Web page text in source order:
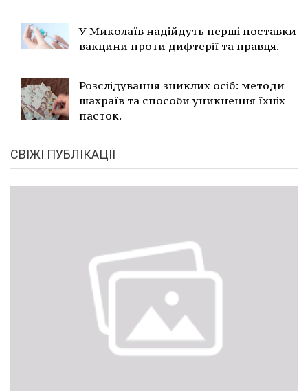
У Миколаїв надійдуть перші поставки
вакцини проти дифтерії та правця.
Розслідування зниклих осіб: методи
шахраїв та способи уникнення їхніх
пасток.
СВІЖІ ПУБЛІКАЦІЇ